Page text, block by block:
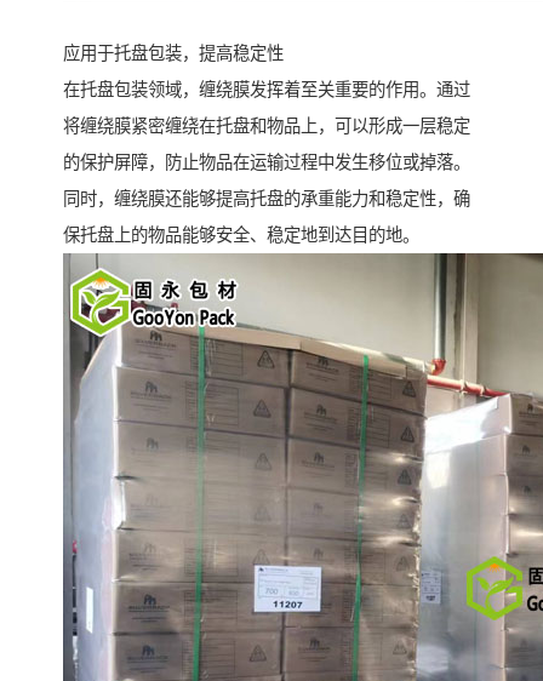
应用于托盘包装，提高稳定性
在托盘包装领域，缠绕膜发挥着至关重要的作用。通过
将缠绕膜紧密缠绕在托盘和物品上，可以形成一层稳定
的保护屏障，防止物品在运输过程中发生移位或掉落。
同时，缠绕膜还能够提高托盘的承重能力和稳定性，确
保托盘上的物品能够安全、稳定地到达目的地。